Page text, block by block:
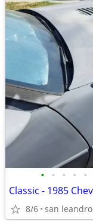
• • • • •
8/6 san leandro